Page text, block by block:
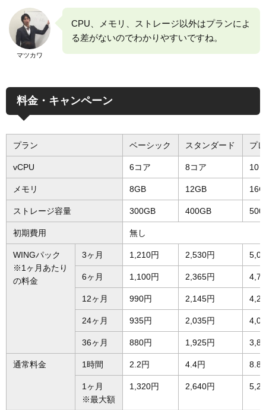
マツカワ
CPU、メモリ、ストレージ以外はプランによ
る差がないのでわかりやすいですね。
料金・キャンペーン
プラン ベーシック スタンダード プ
vCPU 6コア 8コア 10
メモリ 8GB 12GB
ストレージ容量 300GB 400GB
初期費用 無し
WINGパック
※1ヶ月あたり
の料金
3ヶ月 1,210円 2,530円
6ヶ月 1,100円 2,365円
12ヶ月 990円 2,145円
24ヶ月 935円 2,035円
36ヶ月 880円 1,925円
通常料金 1時間 2.2円 4.4円 8.8
1ヶ月
※最大額
1,320円 2,640円